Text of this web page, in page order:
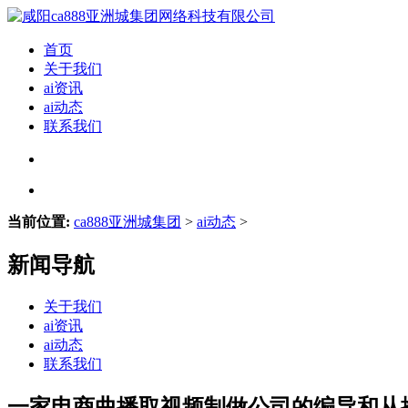
首页
关于我们
ai资讯
ai动态
联系我们
当前位置: ca888亚洲城集团 > ai动态 >
新闻导航
关于我们
ai资讯
ai动态
联系我们